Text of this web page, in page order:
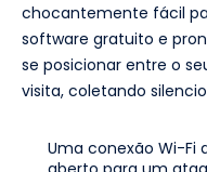
chocantemente fácil
software gratuito e
se posicionar entre o
visita, coletando
Uma conexão Wi-Fi